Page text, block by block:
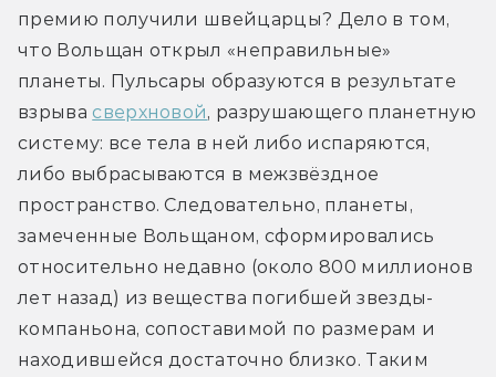
премию получили швейцарцы? Дело в том,
что Вольщан открыл «неправильные»
планеты. Пульсары образуются в результате
взрыва сверхновой, разрушающего планетную
систему: все тела в ней либо испаряются,
либо выбрасываются в межзвёздное
пространство. Следовательно, планеты,
замеченные Вольщаном, сформировались
относительно недавно (около 800 миллионов
лет назад) из вещества погибшей звезды-
компаньона, сопоставимой по размерам и
находившейся достаточно близко. Таким